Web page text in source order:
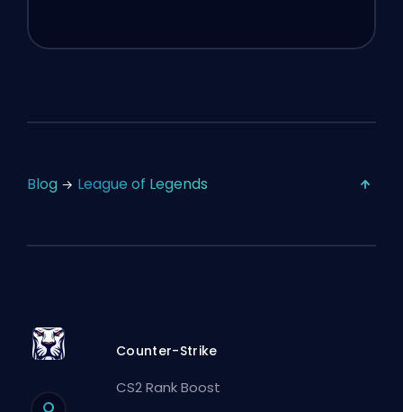
Blog League of Legends
Counter-Strike
CS2 Rank Boost